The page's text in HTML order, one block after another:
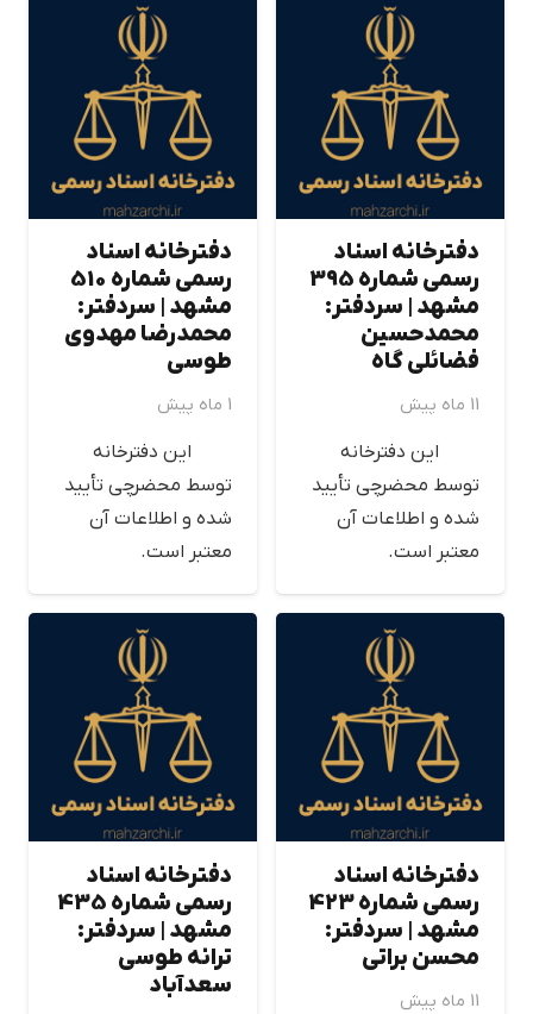
دفترخانه اسناد
رسمی شماره 395
مشهد | سردفتر:
محمدحسين
فضائلي گاه
11 ماه پیش
این دفترخانه
توسط محضرچی تأیید
شده و اطلاعات آن
معتبر است.
دفترخانه اسناد
رسمی شماره 510
مشهد | سردفتر:
محمدرضا مهدوي
طوسي
1 ماه پیش
این دفترخانه
توسط محضرچی تأیید
شده و اطلاعات آن
معتبر است.
دفترخانه اسناد
رسمی شماره 423
مشهد | سردفتر:
محسن براتي
11 ماه پیش
دفترخانه اسناد
رسمی شماره 435
مشهد | سردفتر:
ترانه طوسي
سعدآباد